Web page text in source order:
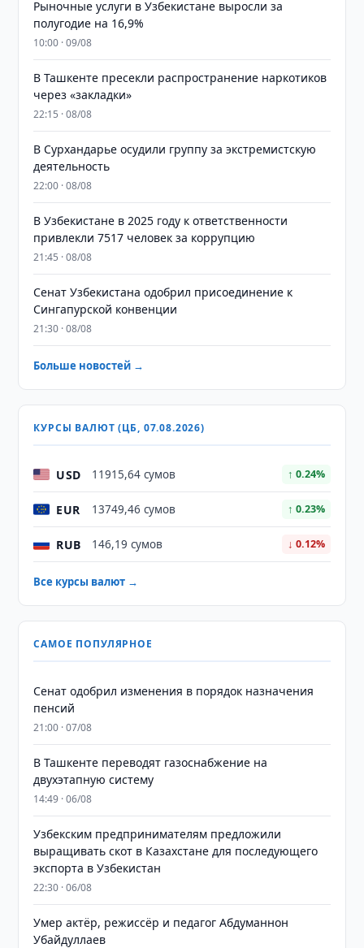
Рыночные услуги в Узбекистане выросли за
полугодие на 16,9%
10:00 · 09/08
В Ташкенте пресекли распространение наркотиков
через «закладки»
22:15 · 08/08
В Сурхандарье осудили группу за экстремистскую
деятельность
22:00 · 08/08
В Узбекистане в 2025 году к ответственности
привлекли 7517 человек за коррупцию
21:45 · 08/08
Сенат Узбекистана одобрил присоединение к
Сингапурской конвенции
21:30 · 08/08
Больше новостей →
КУРСЫ ВАЛЮТ (ЦБ, 07.08.2026)
USD 11915,64 сумов ↑ 0.24%
EUR 13749,46 сумов ↑ 0.23%
RUB 146,19 сумов ↓ 0.12%
Все курсы валют →
САМОЕ ПОПУЛЯРНОЕ
Сенат одобрил изменения в порядок назначения
пенсий
21:00 · 07/08
В Ташкенте переводят газоснабжение на
двухэтапную систему
14:49 · 06/08
Узбекским предпринимателям предложили
выращивать скот в Казахстане для последующего
экспорта в Узбекистан
22:30 · 06/08
Умер актёр, режиссёр и педагог Абдуманнон
Убайдуллаев